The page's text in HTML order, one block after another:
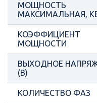
МОЩНОСТЬ
МАКСИМАЛЬНАЯ,
КОЭФФИЦИЕНТ
МОЩНОСТИ
ВЫХОДНОЕ
(В)
КОЛИЧЕСТВО ФАЗ